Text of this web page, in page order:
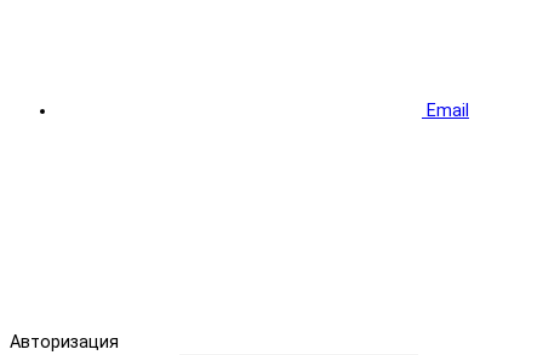
Email
Авторизация